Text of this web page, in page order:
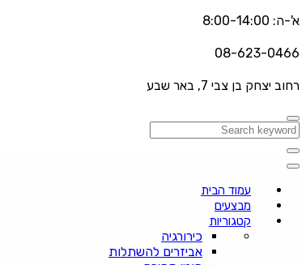
א'-ה: 8:00-14:00
08-623-0466
רחוב יצחק בן צבי 7, באר שבע
עמוד הבית
מבצעים
קטגוריות
כירורגיה
אביזרים להשתלות